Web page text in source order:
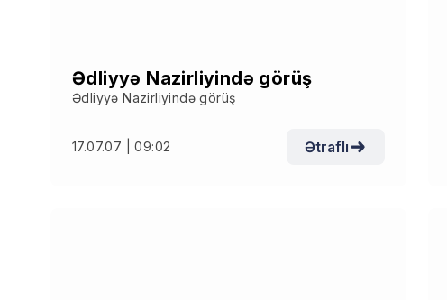
Ədliyyə Nazirliyində görüş
Ədliyyə Nazirliyində görüş
17.07.07 | 09:02 Ətraflı